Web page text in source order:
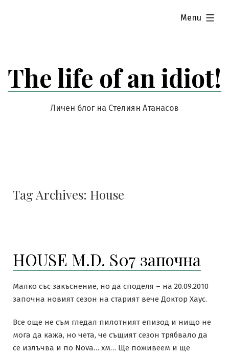
The life of an idiot!
Личен блог на Стелиян Атанасов
Menu
expanded
Tag Archives: House
HOUSE M.D. S07 започна
Малко със закъснение, но да споделя – на 20.09.2010
започна новият сезон на старият вече Доктор Хаус.
Все още не съм гледал пилотният епизод и нищо не
мога да кажа, но чета, че същият сезон трябвало да
се излъчва и по Nova… хм… Ще поживеем и ще